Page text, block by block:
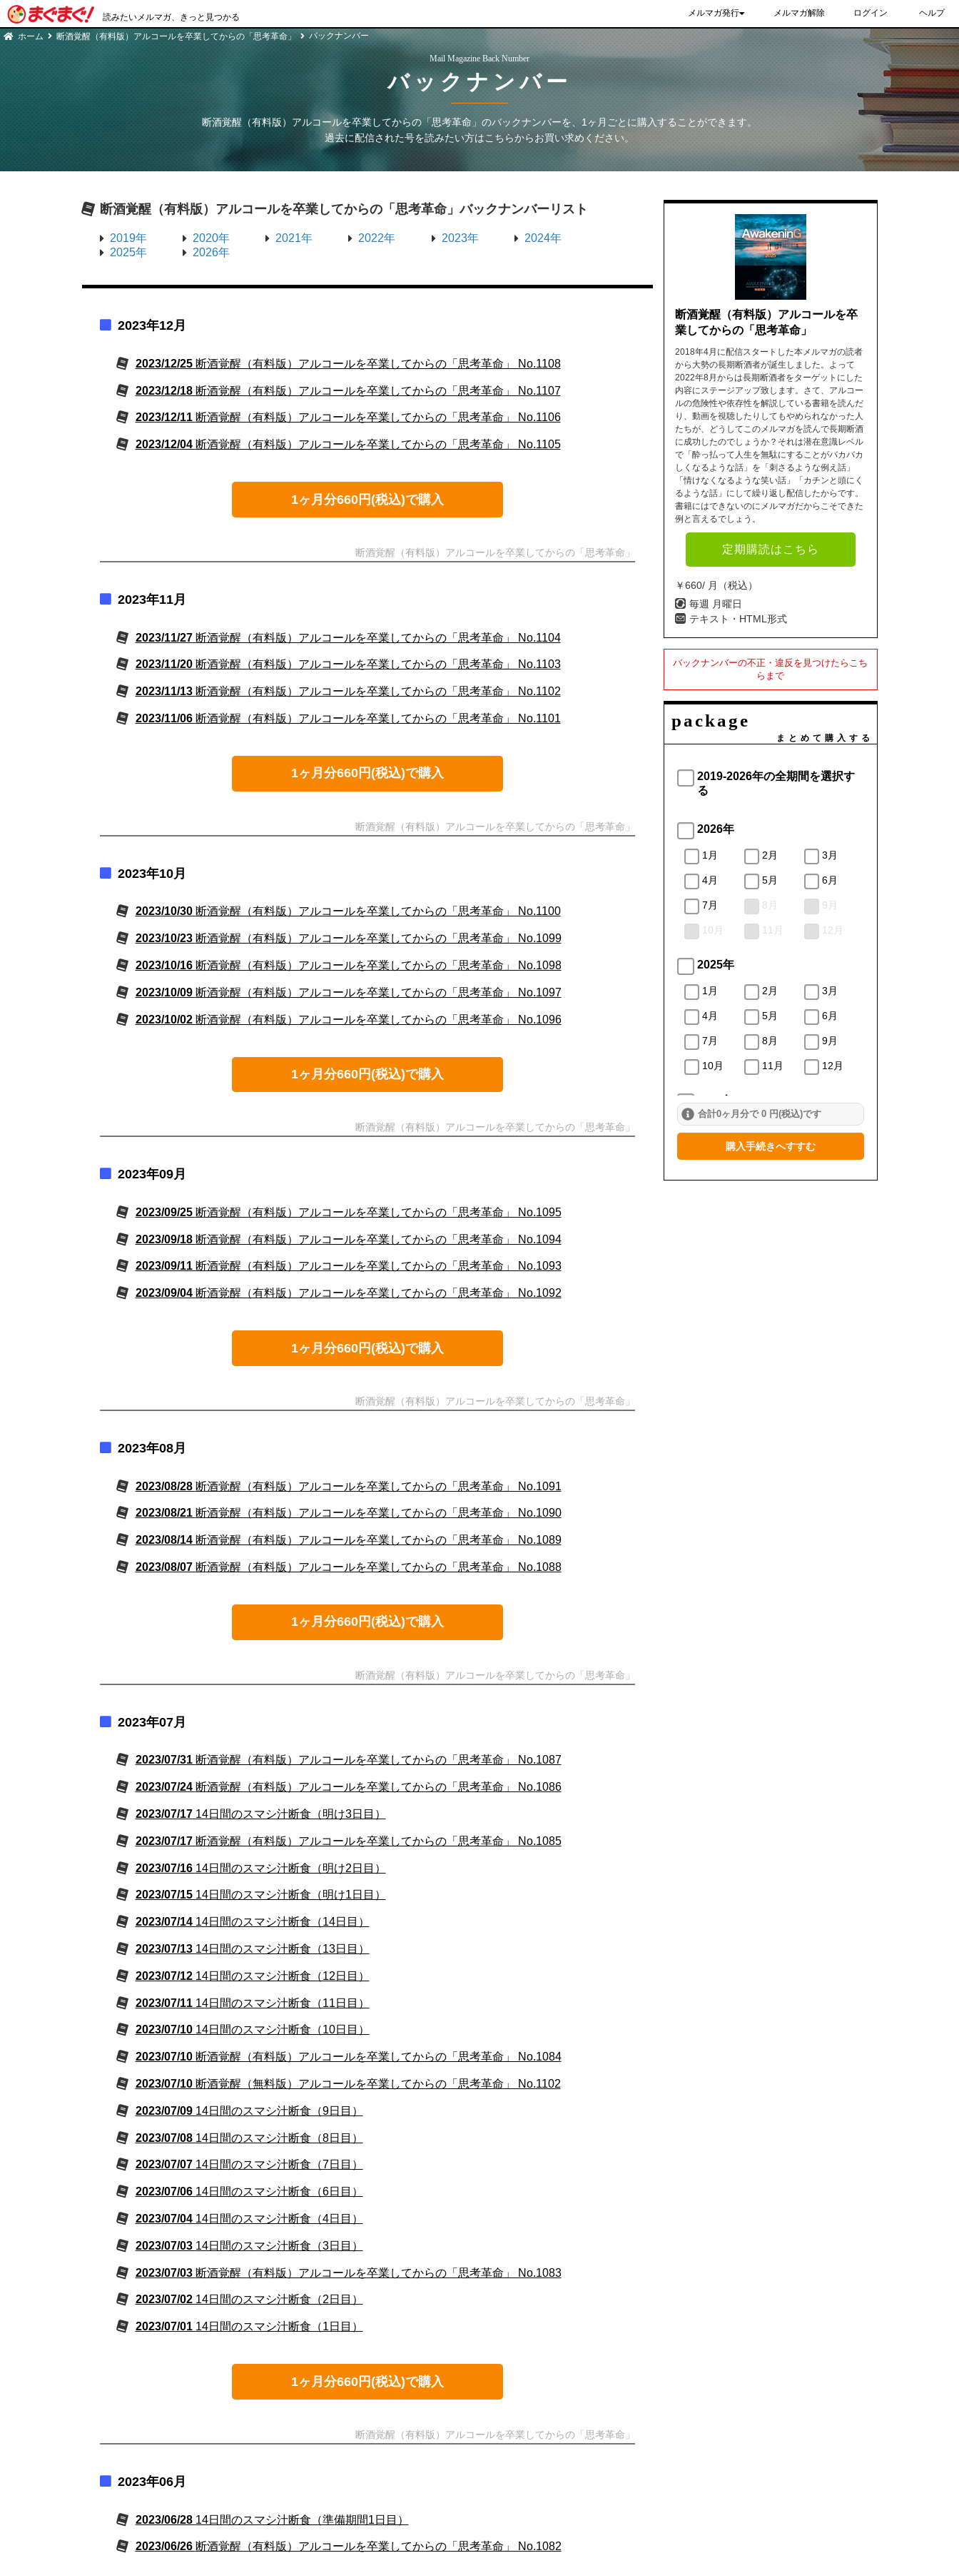
読みたいメルマガ、きっと見つかる メルマガ発行 メルマガ解除 ログイン ヘルプ
ホーム 断酒覚醒（有料版）アルコールを卒業してからの「思考革命」 バックナンバー
Mail Magazine Back Number
バックナンバー
断酒覚醒（有料版）アルコールを卒業してからの「思考革命」 のバックナンバーを、1ヶ月ごとに購入することができます。
過去に配信された号を読みたい方はこちらからお買い求めください。
断酒覚醒（有料版）アルコールを卒業してからの「思考革命」バックナンバーリスト
2019年 2020年 2021年 2022年 2023年
2024年
2025年
2026年
2023年12月
2023/12/25 断酒覚醒（有料版）アルコールを卒業してからの「思考革命」 No.1108
2023/12/18 断酒覚醒（有料版）アルコールを卒業してからの「思考革命」 No.1107
2023/12/11 断酒覚醒（有料版）アルコールを卒業してからの「思考革命」 No.1106
2023/12/04 断酒覚醒（有料版）アルコールを卒業してからの「思考革命」 No.1105
1ヶ月分660円(税込)で購入
断酒覚醒（有料版）アルコールを卒業してからの「思考革命」
2023年11月
2023/11/27 断酒覚醒（有料版）アルコールを卒業してからの「思考革命」 No.1104
2023/11/20 断酒覚醒（有料版）アルコールを卒業してからの「思考革命」 No.1103
2023/11/13 断酒覚醒（有料版）アルコールを卒業してからの「思考革命」 No.1102
2023/11/06 断酒覚醒（有料版）アルコールを卒業してからの「思考革命」 No.1101
1ヶ月分660円(税込)で購入
断酒覚醒（有料版）アルコールを卒業してからの「思考革命」
2023年10月
2023/10/30 断酒覚醒（有料版）アルコールを卒業してからの「思考革命」 No.1100
2023/10/23 断酒覚醒（有料版）アルコールを卒業してからの「思考革命」 No.1099
2023/10/16 断酒覚醒（有料版）アルコールを卒業してからの「思考革命」 No.1098
2023/10/09 断酒覚醒（有料版）アルコールを卒業してからの「思考革命」 No.1097
2023/10/02 断酒覚醒（有料版）アルコールを卒業してからの「思考革命」 No.1096
1ヶ月分660円(税込)で購入
断酒覚醒（有料版）アルコールを卒業してからの「思考革命」
2023年09月
2023/09/25 断酒覚醒（有料版）アルコールを卒業してからの「思考革命」 No.1095
2023/09/18 断酒覚醒（有料版）アルコールを卒業してからの「思考革命」 No.1094
2023/09/11 断酒覚醒（有料版）アルコールを卒業してからの「思考革命」 No.1093
2023/09/04 断酒覚醒（有料版）アルコールを卒業してからの「思考革命」 No.1092
1ヶ月分660円(税込)で購入
断酒覚醒（有料版）アルコールを卒業してからの「思考革命」
2023年08月
2023/08/28 断酒覚醒（有料版）アルコールを卒業してからの「思考革命」 No.1091
2023/08/21 断酒覚醒（有料版）アルコールを卒業してからの「思考革命」 No.1090
2023/08/14 断酒覚醒（有料版）アルコールを卒業してからの「思考革命」 No.1089
2023/08/07 断酒覚醒（有料版）アルコールを卒業してからの「思考革命」 No.1088
1ヶ月分660円(税込)で購入
断酒覚醒（有料版）アルコールを卒業してからの「思考革命」
2023年07月
2023/07/31 断酒覚醒（有料版）アルコールを卒業してからの「思考革命」 No.1087
2023/07/24 断酒覚醒（有料版）アルコールを卒業してからの「思考革命」 No.1086
2023/07/17 14日間のスマシ汁断食（明け3日目）
2023/07/17 断酒覚醒（有料版）アルコールを卒業してからの「思考革命」 No.1085
2023/07/16 14日間のスマシ汁断食（明け2日目）
2023/07/15 14日間のスマシ汁断食（明け1日目）
2023/07/14 14日間のスマシ汁断食（14日目）
2023/07/13 14日間のスマシ汁断食（13日目）
2023/07/12 14日間のスマシ汁断食（12日目）
2023/07/11 14日間のスマシ汁断食（11日目）
2023/07/10 14日間のスマシ汁断食（10日目）
2023/07/10 断酒覚醒（有料版）アルコールを卒業してからの「思考革命」 No.1084
2023/07/10 断酒覚醒（無料版）アルコールを卒業してからの「思考革命」 No.1102
2023/07/09 14日間のスマシ汁断食（9日目）
2023/07/08 14日間のスマシ汁断食（8日目）
2023/07/07 14日間のスマシ汁断食（7日目）
2023/07/06 14日間のスマシ汁断食（6日目）
2023/07/04 14日間のスマシ汁断食（4日目）
2023/07/03 14日間のスマシ汁断食（3日目）
2023/07/03 断酒覚醒（有料版）アルコールを卒業してからの「思考革命」 No.1083
2023/07/02 14日間のスマシ汁断食（2日目）
2023/07/01 14日間のスマシ汁断食（1日目）
1ヶ月分660円(税込)で購入
断酒覚醒（有料版）アルコールを卒業してからの「思考革命」
2023年06月
2023/06/28 14日間のスマシ汁断食（準備期間1日目）
2023/06/26 断酒覚醒（有料版）アルコールを卒業してからの「思考革命」 No.1082
断酒覚醒（有料版）アルコールを卒
業してからの「思考革命」
2018年4月に配信スタートした本メルマガの読者
から大勢の長期断酒者が誕生しました。よって
2022年8月からは長期断酒者をターゲットにした
内容にステージアップ致します。さて、アルコー
ルの危険性や依存性を解説している書籍を読んだ
り、動画を視聴したりしてもやめられなかった人
たちが、どうしてこのメルマガを読んで長期断酒
に成功したのでしょうか？それは潜在意識レベル
で「酔っ払って人生を無駄にすることがバカバカ
しくなるような話」を「刺さるような例え話」
「情けなくなるような笑い話」「カチンと頭にく
るような話」にして繰り返し配信したからです。
書籍にはできないのにメルマガだからこそできた
例と言えるでしょう。
定期購読はこちら
￥660/ 月（税込）
毎週 月曜日
テキスト・HTML形式
バックナンバーの不正・違反を見つけたらこち
らまで
package
まとめて購入する
2019-2026年の全期間を選択す
る
2026年
1月 2月 3月
4月 5月 6月
7月 8月 9月
10月 11月 12月
2025年
1月 2月 3月
4月 5月 6月
7月 8月 9月
10月 11月 12月
2024年
1月 2月 3月
5月
合計0ヶ月分で 0 円(税込)です
購入手続きへすすむ